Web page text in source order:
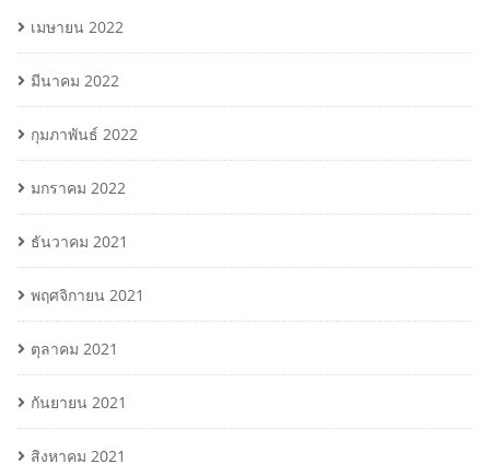
เมษายน 2022
มีนาคม 2022
กุมภาพันธ์ 2022
มกราคม 2022
ธันวาคม 2021
พฤศจิกายน 2021
ตุลาคม 2021
กันยายน 2021
สิงหาคม 2021